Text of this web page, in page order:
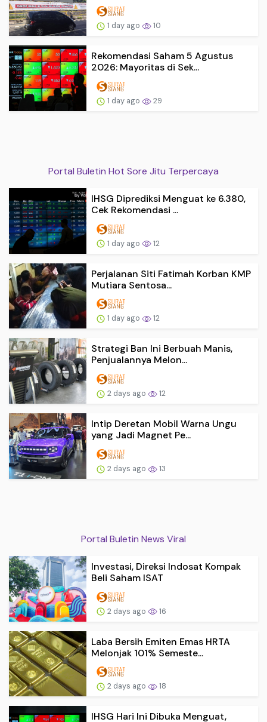
1 day ago 10
Rekomendasi Saham 5 Agustus
2026: Mayoritas di Sek...
1 day ago 29
Portal Buletin Hot Sore Jitu Terpercaya
IHSG Diprediksi Menguat ke 6.380,
Cek Rekomendasi ...
1 day ago 12
Perjalanan Siti Fatimah Korban KMP
Mutiara Sentosa...
1 day ago 12
Strategi Ban Ini Berbuah Manis,
Penjualannya Melon...
2 days ago 12
Intip Deretan Mobil Warna Ungu
yang Jadi Magnet Pe...
2 days ago 13
Portal Buletin News Viral
Investasi, Direksi Indosat Kompak
Beli Saham ISAT
2 days ago 16
Laba Bersih Emiten Emas HRTA
Melonjak 101% Semeste...
2 days ago 18
IHSG Hari Ini Dibuka Menguat,